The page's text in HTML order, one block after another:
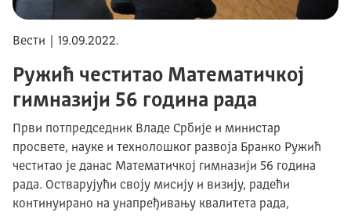
Вести | 19.09.2022.
Ружић честитао Математичкој
гимназији 56 година рада
Први потпредседник Владе Србије и министар
просвете, науке и технолошког развоја Бранко Ружић
честитао је данас Математичкој гимназији 56 година
рада. Остварујући своју мисију и визију, радећи
континуирано на унапређивању квалитета рада,